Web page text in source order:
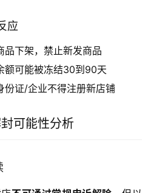
应
品下架，禁止新发商品
额可能被冻结30到90天
份证/企业不得注册新店铺
可能性分析